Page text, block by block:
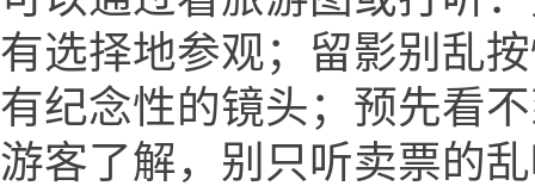
有选择地参观；留影别乱
有纪念性的镜头；预先看
游客了解，别只听卖票的